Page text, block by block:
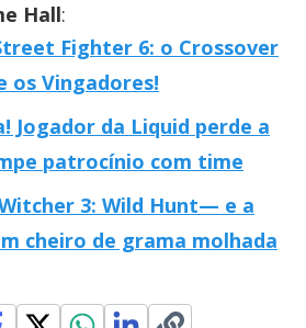
Hall:
Fighter 6: o Crossover
os Vingadores!
Jogador da Liquid perde a
patrocínio com time
3: Wild Hunt— e a
cheiro de grama molhada